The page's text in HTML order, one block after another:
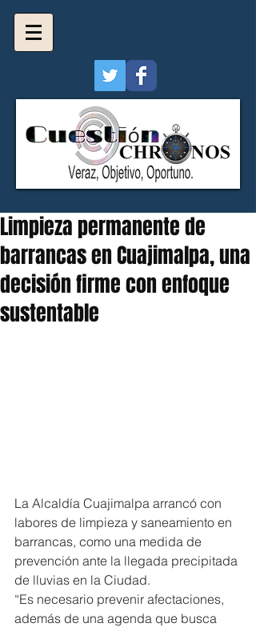
Limpieza permanente de
barrancas en Cuajimalpa, una
decisión firme con enfoque
sustentable
La Alcaldía Cuajimalpa arrancó con
labores de limpieza y saneamiento en
barrancas, como una medida de
prevención ante la llegada precipitada
de lluvias en la Ciudad.
“Es necesario prevenir afectaciones,
además de una agenda que busca